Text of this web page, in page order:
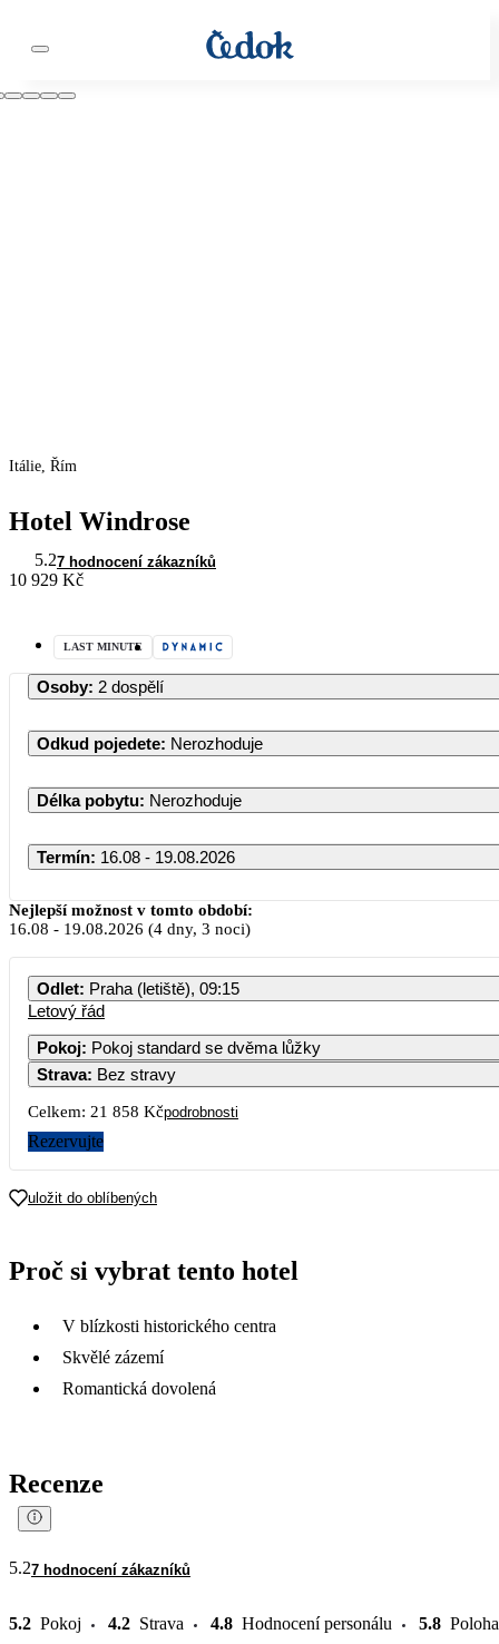
Itálie, Řím
Hotel Windrose
5.27 hodnocení zákazníků
10 929 Kč
LAST MINUTE
Osoby: 2 dospělí
Odkud pojedete: Nerozhoduje
Délka pobytu: Nerozhoduje
Termín: 16.08 - 19.08.2026
Srpen 2026
PO ÚT ST ČT PÁ SO
3
10 899 12 059
11 089
Nejlepší možnost v tomto období:
16.08 - 19.08.2026 (4 dny, 3 noci)
Odlet: Praha (letiště), 09:15
Letový řád
Pokoj: Pokoj standard se dvěma lůžky
Strava: Bez stravy
Celkem: 21 858 Kčpodrobnosti
Rezervujte
uložit do oblíbených
Proč si vybrat tento hotel
V blízkosti historického centra
Skvělé zázemí
Romantická dovolená
Recenze
5.27 hodnocení zákazníků
5.2 Pokoj 4.2 Strava 4.8 Hodnocení personálu 5.8 Poloha